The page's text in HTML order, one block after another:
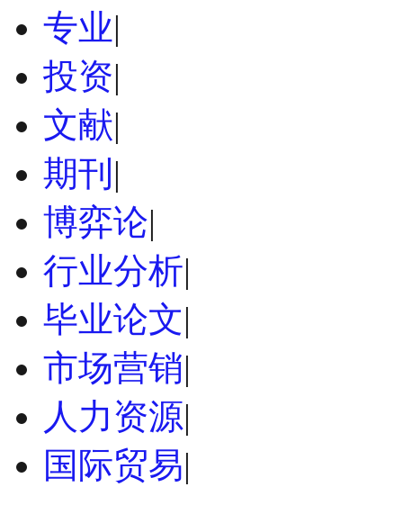
专业|
投资|
文献|
期刊 |
博弈论|
行业分析|
毕业论文|
市场营销|
人力资源|
国际贸易|